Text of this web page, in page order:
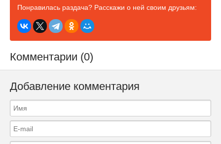
Понравилась раздача? Расскажи о ней своим друзьям:
Комментарии (0)
Добавление комментария